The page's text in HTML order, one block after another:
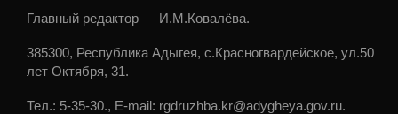
Главный редактор — И.М.Ковалёва.
385300, Республика Адыгея, с.Красногвардейское, ул.50
лет Октября, 31.
Тел.: 5-35-30., E-mail: rgdruzhba.kr@adygheya.gov.ru.